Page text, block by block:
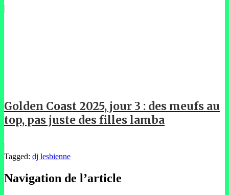
Golden Coast 2025, jour 3 : des meufs au
top, pas juste des filles lamba
Tagged: dj lesbienne
Navigation de l’article